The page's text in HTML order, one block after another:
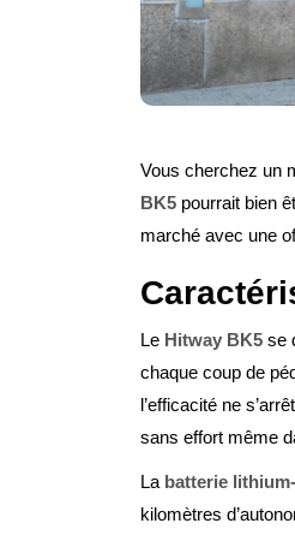
Vous cherchez un
BK5 pourrait bien
marché avec une
Le Hitway BK5 se
chaque coup de
l’efficacité ne
sans effort même
La batterie
kilomètres